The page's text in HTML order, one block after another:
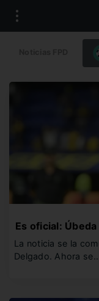
Es oficial:
La noticia se la
Delgado. Ahora se…